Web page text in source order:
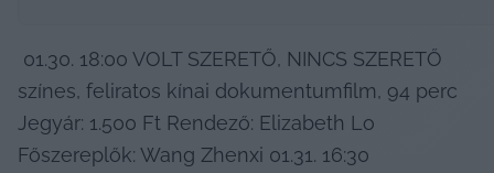
színes, feliratos kínai dokumentumfilm, 94 perc
Jegyár: 1.500 Ft Rendező: Elizabeth Lo
Főszereplők: Wang Zhenxi 01.31. 16:30